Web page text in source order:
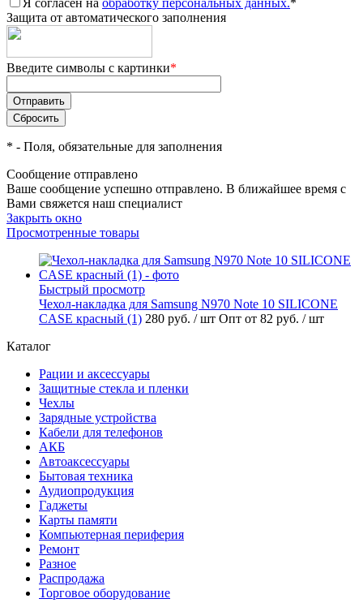
Защита от автоматического заполнения
Введите символы с картинки*
* - Поля, обязательные для заполнения
Сообщение отправлено
Ваше сообщение успешно отправлено. В ближайшее время с
Вами свяжется наш специалист
Закрыть окно
Просмотренные товары
Быстрый просмотр
Чехол-накладка для Samsung N970 Note 10 SILICONE
CASE красный (1) 280 руб. / шт Опт от 82 руб. / шт
Каталог
Рации и аксессуары
Защитные стекла и пленки
Чехлы
Зарядные устройства
Кабели для телефонов
АКБ
Автоаксессуары
Бытовая техника
Аудиопродукция
Гаджеты
Карты памяти
Компьютерная периферия
Ремонт
Разное
Распродажа
Торговое оборудование